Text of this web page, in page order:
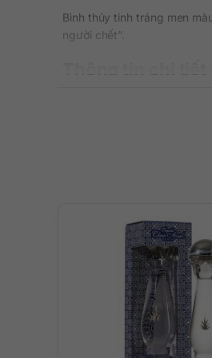
Bình thủy tinh tráng men
người chết”.
Cách thưởng thức:
Mô tả hương vị
Hương vị cân bằng và cực
nhiên của cây thùa gai
Thưởng thức nguyên bản